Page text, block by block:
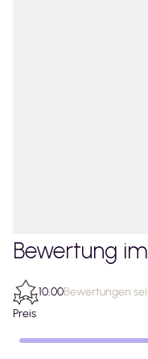
Bewertung
10.00Bewertungen
Preis